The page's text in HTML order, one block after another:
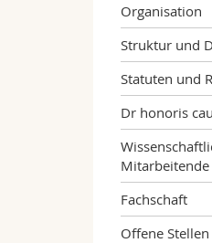
Organisation
Struktur und
Statuten und
Dr honoris
Mitarbeitende
Fachschaft
Offene Stellen